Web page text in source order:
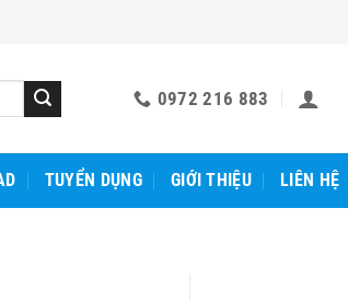
0972 216 883
TUYỂN DỤNG GIỚI THIỆU LIÊN HỆ